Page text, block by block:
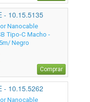
- 10.15.5135
Nanocable
Tipo-C Macho -
Negro
Comprar
- 10.15.5262
Nanocable